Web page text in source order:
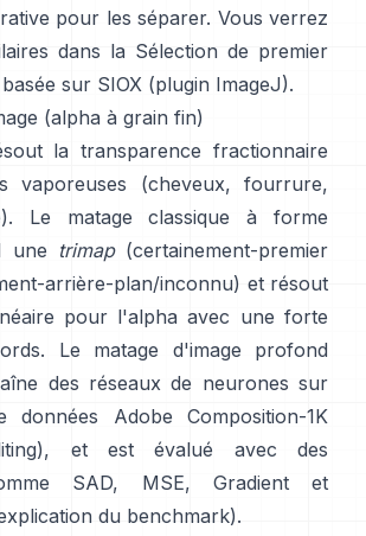
pour les séparer. Vous verrez
dans la Sélection de premier
basée sur SIOX (plugin ImageJ).
(alpha à grain fin)
la transparence fractionnaire
vaporeuses (cheveux, fourrure,
Le
matage classique à forme
une trimap(certainement-premier
arrière-plan/inconnu) et résout
pour l'alpha avec une forte
Le
matage d'image profond
des réseaux de neurones sur
données Adobe Composition-1K
), et est évalué avec des
SAD, MSE, Gradient et
du benchmark).